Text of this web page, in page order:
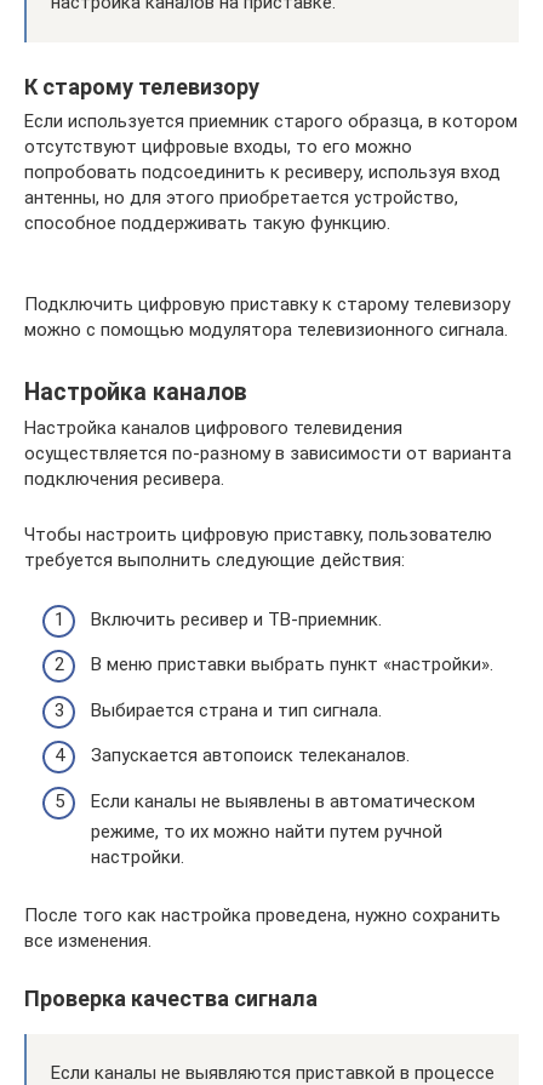
К старому телевизору
Если используется приемник старого образца, в котором
отсутствуют цифровые входы, то его можно
попробовать подсоединить к ресиверу, используя вход
антенны, но для этого приобретается устройство,
способное поддерживать такую функцию.
Подключить цифровую приставку к старому телевизору
можно с помощью модулятора телевизионного сигнала.
Настройка каналов
Настройка каналов цифрового телевидения
осуществляется по-разному в зависимости от варианта
подключения ресивера.
Чтобы настроить цифровую приставку, пользователю
требуется выполнить следующие действия:
Включить ресивер и ТВ-приемник.
В меню приставки выбрать пункт «настройки».
Выбирается страна и тип сигнала.
Запускается автопоиск телеканалов.
Если каналы не выявлены в автоматическом
режиме, то их можно найти путем ручной
настройки.
После того как настройка проведена, нужно сохранить
все изменения.
Проверка качества сигнала
Если каналы не выявляются приставкой в процессе